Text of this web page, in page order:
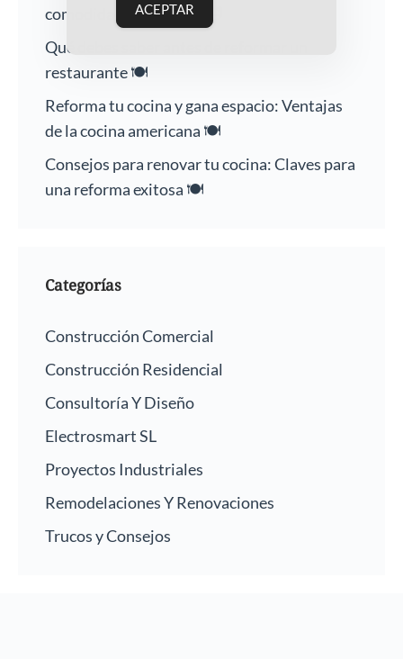
comodidad de tu hogar 🛁
Qué debes saber antes de reformar un
restaurante 🍽️
Reforma tu cocina y gana espacio: Ventajas
de la cocina americana 🍽️
Consejos para renovar tu cocina: Claves para
una reforma exitosa 🍽️
Categorías
Construcción Comercial
Construcción Residencial
Consultoría Y Diseño
Electrosmart SL
Proyectos Industriales
Remodelaciones Y Renovaciones
Trucos y Consejos
ACEPTAR